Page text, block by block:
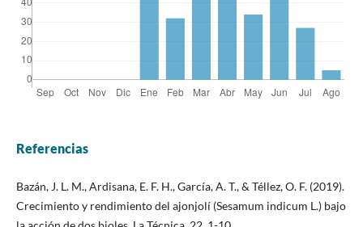
Referencias
Bazán, J. L. M., Ardisana, E. F. H., García, A. T., & Téllez, O. F. (2019).
Crecimiento y rendimiento del ajonjolí (Sesamum indicum L.) bajo